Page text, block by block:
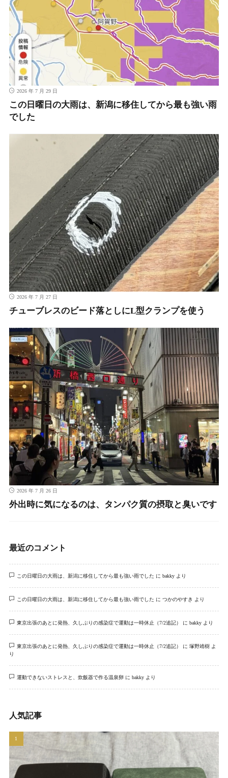
2026 年 7 月 29 日
この日曜日の大雨は、新潟に移住してから最も強い雨
でした
2026 年 7 月 27 日
チューブレスのビード落としにL型クランプを使う
2026 年 7 月 26 日
外出時に気になるのは、タンパク質の摂取と臭いです
最近のコメント
この日曜日の大雨は、新潟に移住してから最も強い雨でした に bakkyより
この日曜日の大雨は、新潟に移住してから最も強い雨でした に つかのやすき より
東京出張のあとに発熱、久しぶりの感染症で運動は一時休止（7/2追記） に bakkyより
東京出張のあとに発熱、久しぶりの感染症で運動は一時休止（7/2追記） に 塚野靖樹よ
り
運動できないストレスと、炊飯器で作る温泉卵に bakkyより
人気記事